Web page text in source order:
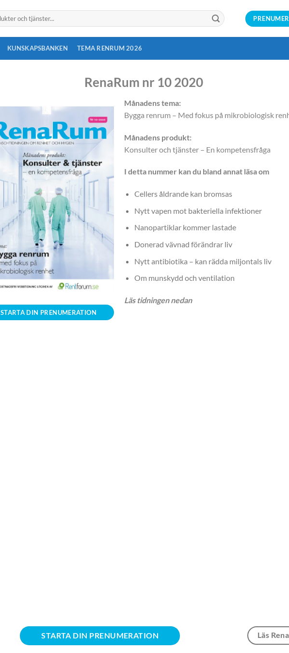
KUNSKAPSBANKEN TEMA RENRUM 2026
RenaRum nr 10 2020
STARTA DIN PRENUMERATION
Månadens tema:
Bygga renrum – Med fokus på mikrobiologisk
Månadens produkt:
Konsulter och tjänster – En kompetensfråga
I detta nummer kan du bland annat läsa om
Cellers åldrande kan bromsas
Nytt vapen mot bakteriella infektioner
Nanopartiklar kommer lastade
Donerad vävnad förändrar liv
Nytt antibiotika – kan rädda miljontals liv
Om munskydd och ventilation
Läs tidningen nedan
STARTA DIN PRENUMERATION Läs